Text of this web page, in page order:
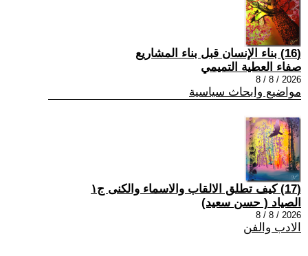
(16) بناء الإنسان قبل بناء المشاريع
صفاء العطية التميمي
2026 / 8 / 8
مواضيع وابحاث سياسية
(17) كيف تطلق الالقاب والاسماء والكنى ج١
الصياد ‏( حسن سعيد‏)
2026 / 8 / 8
الادب والفن